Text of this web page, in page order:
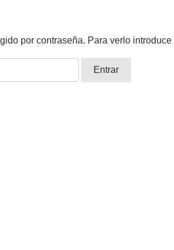
por contraseña. Para verlo